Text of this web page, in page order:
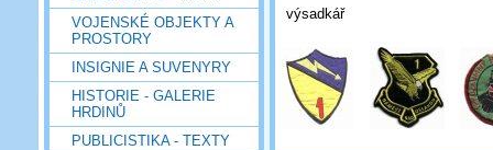
VOJENSKÉ OBJEKTY A
PROSTORY
INSIGNIE A SUVENYRY
HISTORIE - GALERIE
HRDINŮ
PUBLICISTIKA - TEXTY
výsadkář